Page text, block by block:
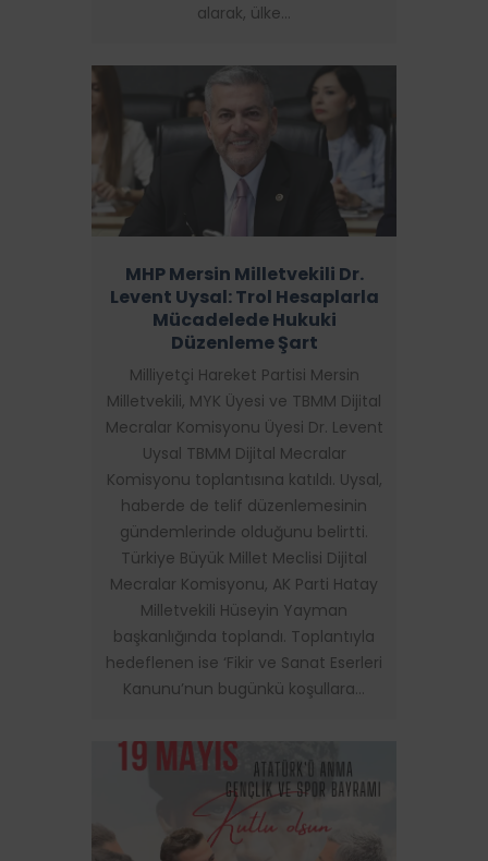
alarak, ülke…
MHP Mersin Milletvekili Dr.
Levent Uysal: Trol Hesaplarla
Mücadelede Hukuki
Düzenleme Şart
Milliyetçi Hareket Partisi Mersin
Milletvekili, MYK Üyesi ve TBMM Dijital
Mecralar Komisyonu Üyesi Dr. Levent
Uysal TBMM Dijital Mecralar
Komisyonu toplantısına katıldı. Uysal,
haberde de telif düzenlemesinin
gündemlerinde olduğunu belirtti.
Türkiye Büyük Millet Meclisi Dijital
Mecralar Komisyonu, AK Parti Hatay
Milletvekili Hüseyin Yayman
başkanlığında toplandı. Toplantıyla
hedeflenen ise ‘Fikir ve Sanat Eserleri
Kanunu’nun bugünkü koşullara…